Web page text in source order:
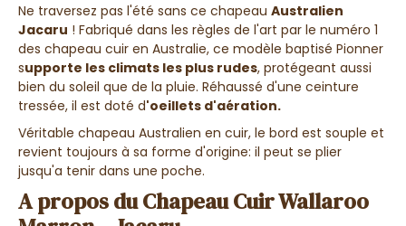
Ne traversez pas l'été sans ce chapeau Australien
Jacaru ! Fabriqué dans les règles de l'art par le numéro 1
des chapeau cuir en Australie, ce modèle baptisé Pionner
supporte les climats les plus rudes, protégeant aussi
bien du soleil que de la pluie. Réhaussé d'une ceinture
tressée, il est doté d'oeillets d'aération.
Véritable chapeau Australien en cuir, le bord est souple et
revient toujours à sa forme d'origine: il peut se plier
jusqu'a tenir dans une poche.
A propos du Chapeau Cuir Wallaroo